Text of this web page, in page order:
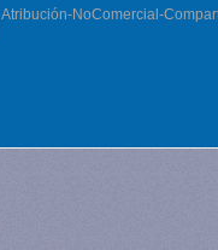
Atribución-NoComercial-